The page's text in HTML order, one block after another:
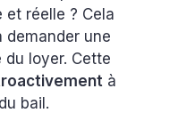
réelle ? Cela
une
loyer. Cette
à
bail.